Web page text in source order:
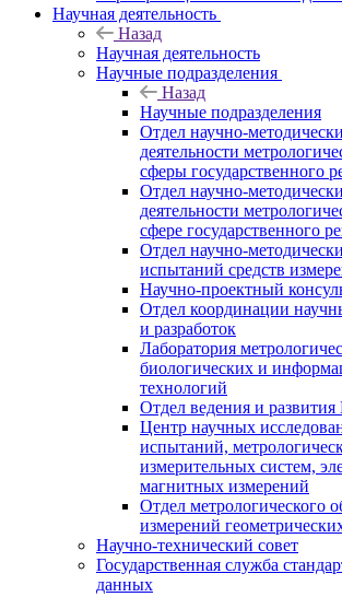
Научная деятельность
Назад
Научная деятельность
Научные подразделения
Назад
Научные подразделения
Отдел научно-
деятельности
сферы государственного
Отдел научно-
деятельности
сфере государственного
Отдел научно-
испытаний средств
Научно-проектный
Отдел координации
и разработок
Лаборатория
биологических и
технологий
Отдел ведения и
Центр научных
испытаний,
измерительных систем,
магнитных измерений
Отдел метрологического
измерений
Научно-технический совет
Государственная служба
данных